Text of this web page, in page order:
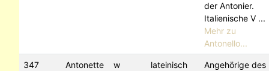
der Antonier.
Italienische V ...
Mehr zu
Antonello...
347 Antonette w lateinisch
Angehörige des